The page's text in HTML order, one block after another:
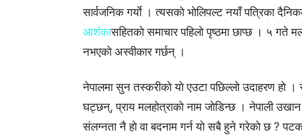
सार्वजनिक गर्याे । त्यसकाे भाेलिपल्ट नयाँ पत्रिका
आशंकासहितकाे समाचार पहिलाे पृष्ठमा छाप्छ । ५ गते
नभएकाे अस्वीकार गर्छन् ।
नेपालमा सुन तस्करीकाे याे एउटा पछिल्लाे उदाहरण हाे
घट्छन्, प्राय मलहोत्राकाे नाम जाेडिन्छ । नेपाली
संलग्नता नै हाे वा बदनाम गर्न याे सबै हुने गरेकाे छ ?